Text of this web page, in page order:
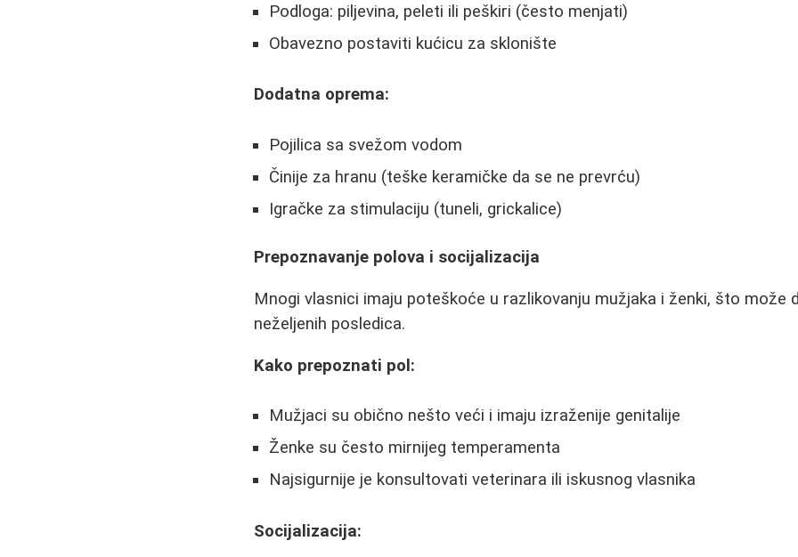
Podloga: piljevina, peleti ili peškiri (često menjati)
Obavezno postaviti kućicu za sklonište
Dodatna oprema:
Pojilica sa svežom vodom
Činije za hranu (teške keramičke da se ne prevrću)
Igračke za stimulaciju (tuneli, grickalice)
Prepoznavanje polova i socijalizacija
Mnogi vlasnici imaju poteškoće u razlikovanju mužjaka i ženki, što može
neželjenih posledica.
Kako prepoznati pol:
Mužjaci su obično nešto veći i imaju izraženije genitalije
Ženke su često mirnijeg temperamenta
Najsigurnije je konsultovati veterinara ili iskusnog vlasnika
Socijalizacija: